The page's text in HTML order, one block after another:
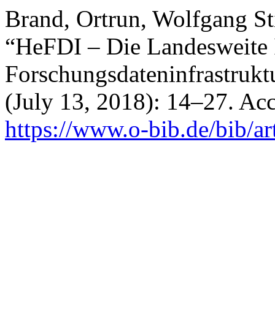
Brand, Ortrun, Wolfgang
“HeFDI – Die
(July 13, 2018): 14–27.
https://www.o-bib.de/bib/